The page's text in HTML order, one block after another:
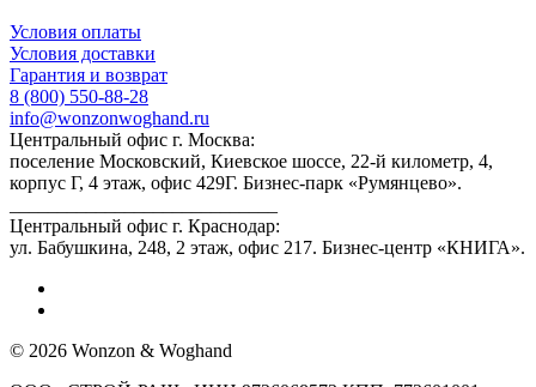
Условия оплаты
Условия доставки
Гарантия и возврат
8 (800) 550-88-28
info@wonzonwoghand.ru
Центральный офис г. Москва:
поселение Московский, Киевское шоссе, 22-й километр, 4,
корпус Г, 4 этаж, офис 429Г. Бизнес-парк «Румянцево».
Центральный офис г. Краснодар:
ул. Бабушкина, 248, 2 этаж, офис 217. Бизнес-центр «КНИГА».
© 2026 Wonzon & Woghand